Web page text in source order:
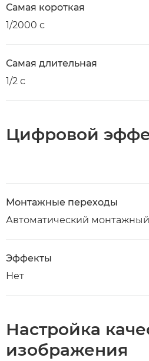
Самая короткая
1/2000 с
Самая длительная
1/2 с
Цифровой
Монтажные переходы
Автоматический
Эффекты
Нет
Настройка
изображения